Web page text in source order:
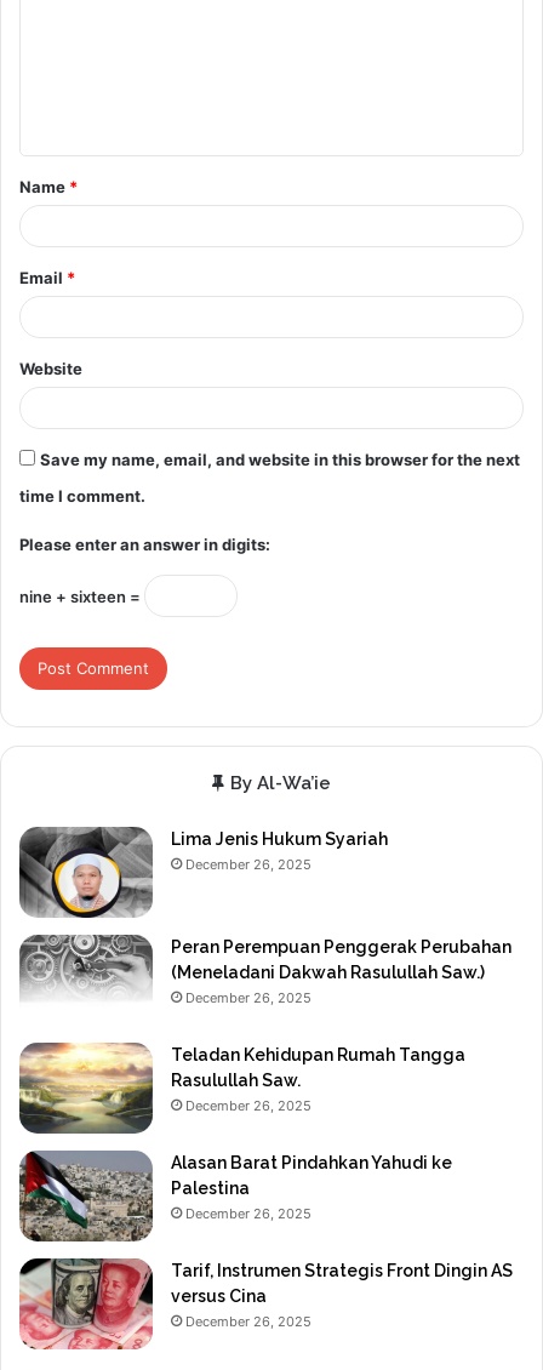
t
*
Name *
Email *
Website
Save my name, email, and website in this browser for the next
time I comment.
Please enter an answer in digits:
nine + sixteen =
By Al-Wa’ie
Lima Jenis Hukum Syariah
December 26, 2025
Peran Perempuan Penggerak Perubahan
(Meneladani Dakwah Rasulullah Saw.)
December 26, 2025
Teladan Kehidupan Rumah Tangga
Rasulullah Saw.
December 26, 2025
Alasan Barat Pindahkan Yahudi ke
Palestina
December 26, 2025
Tarif, Instrumen Strategis Front Dingin AS
versus Cina
December 26, 2025